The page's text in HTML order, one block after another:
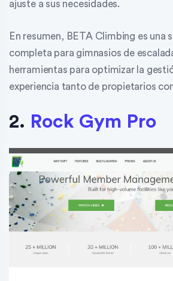
ajuste a sus necesidades.
En resumen, BETA Climbing es una
completa para gimnasios de
herramientas para optimizar la
experiencia tanto de propietarios
2. Rock Gym Pro